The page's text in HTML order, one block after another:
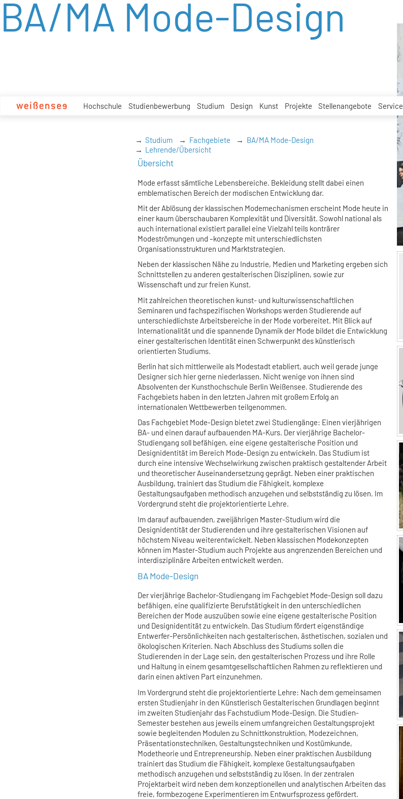
zum
Inhalt
Hochschule Studienbewerbung Studium Design Kunst Projekte Stellenangebote Service
BA/MA Mode-Design
Studium Fachgebiete
BA/MA Mode-Design
Lehrende/Übersicht
Übersicht
Mode erfasst sämtliche Lebensbereiche. Bekleidung stellt dabei einen
emblematischen Bereich der modischen Entwicklung dar.
Mit der Ablösung der klassischen Modemechanismen erscheint Mode heute in
einer kaum überschaubaren Komplexität und Diversität. Sowohl national als
auch international existiert parallel eine Vielzahl teils konträrer
Modeströmungen und –konzepte mit unterschiedlichsten
Organisationsstrukturen und Marktstrategien.
Neben der klassischen Nähe zu Industrie, Medien und Marketing ergeben sich
Schnittstellen zu anderen gestalterischen Disziplinen, sowie zur
Wissenschaft und zur freien Kunst.
Mit zahlreichen theoretischen kunst- und kulturwissenschaftlichen
Seminaren und fachspezifischen Workshops werden Studierende auf
unterschiedlichste Arbeitsbereiche in der Mode vorbereitet. Mit Blick auf
Internationalität und die spannende Dynamik der Mode bildet die Entwicklung
einer gestalterischen Identität einen Schwerpunkt des künstlerisch
orientierten Studiums.
Berlin hat sich mittlerweile als Modestadt etabliert, auch weil gerade junge
Designer sich hier gerne niederlassen. Nicht wenige von ihnen sind
Absolventen der Kunsthochschule Berlin Weißensee. Studierende des
Fachgebiets haben in den letzten Jahren mit großem Erfolg an
internationalen Wettbewerben teilgenommen.
Das Fachgebiet Mode-Design bietet zwei Studiengänge: Einen vierjährigen
BA- und einen darauf aufbauenden MA-Kurs. Der vierjährige Bachelor-
Studiengang soll befähigen, eine eigene gestalterische Position und
Designidentität im Bereich Mode-Design zu entwickeln. Das Studium ist
durch eine intensive Wechselwirkung zwischen praktisch gestaltender Arbeit
und theoretischer Auseinandersetzung geprägt. Neben einer praktischen
Ausbildung, trainiert das Studium die Fähigkeit, komplexe
Gestaltungsaufgaben methodisch anzugehen und selbstständig zu lösen. Im
Vordergrund steht die projektorientierte Lehre.
Im darauf aufbauenden, zweijährigen Master-Studium wird die
Designidentität der Studierenden und ihre gestalterischen Visionen auf
höchstem Niveau weiterentwickelt. Neben klassischen Modekonzepten
können im Master-Studium auch Projekte aus angrenzenden Bereichen und
interdisziplinäre Arbeiten entwickelt werden.
BA Mode-Design
Der vierjährige Bachelor-Studiengang im Fachgebiet Mode-Design soll dazu
befähigen, eine qualifizierte Berufstätigkeit in den unterschiedlichen
Bereichen der Mode auszuüben sowie eine eigene gestalterische Position
und Designidentität zu entwickeln. Das Studium fördert eigenständige
Entwerfer-Persönlichkeiten nach gestalterischen, ästhetischen, sozialen und
ökologischen Kriterien. Nach Abschluss des Studiums sollen die
Studierenden in der Lage sein, den gestalterischen Prozess und ihre Rolle
und Haltung in einem gesamtgesellschaftlichen Rahmen zu reflektieren und
darin einen aktiven Part einzunehmen.
Im Vordergrund steht die projektorientierte Lehre: Nach dem gemeinsamen
ersten Studienjahr in den Künstlerisch Gestalterischen Grundlagen beginnt
im zweiten Studienjahr das Fachstudium Mode-Design. Die Studien-
Semester bestehen aus jeweils einem umfangreichen Gestaltungsprojekt
sowie begleitenden Modulen zu Schnittkonstruktion, Modezeichnen,
Präsentationstechniken, Gestaltungstechniken und Kostümkunde,
Modetheorie und Entrepreneurship. Neben einer praktischen Ausbildung
trainiert das Studium die Fähigkeit, komplexe Gestaltungsaufgaben
methodisch anzugehen und selbstständig zu lösen. In der zentralen
Projektarbeit wird neben dem konzeptionellen und analytischen Arbeiten das
freie, formbezogene Experimentieren im Entwurfsprozess gefördert.